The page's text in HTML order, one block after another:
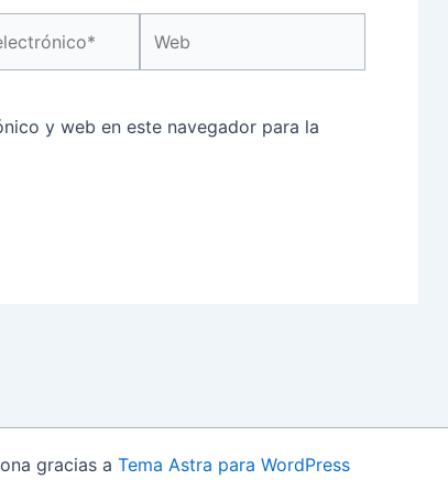
y web en este navegador para la
gracias a Tema Astra para WordPress